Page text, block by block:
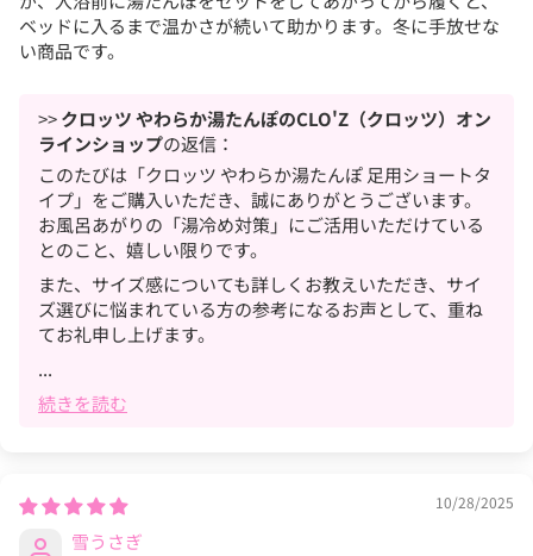
ベッドに入るまで温かさが続いて助かります。冬に手放せな
い商品です。
>>クロッツ やわらか湯たんぽのCLO'Z（クロッツ）オン
ラインショップの返信：
このたびは「クロッツ やわらか湯たんぽ 足用ショートタ
イプ」をご購入いただき、誠にありがとうございます。
お風呂あがりの「湯冷め対策」にご活用いただけている
とのこと、嬉しい限りです。
また、サイズ感についても詳しくお教えいただき、サイ
ズ選びに悩まれている方の参考になるお声として、重ね
てお礼申し上げます。
...
続きを読む
10/28/2025
雪うさぎ